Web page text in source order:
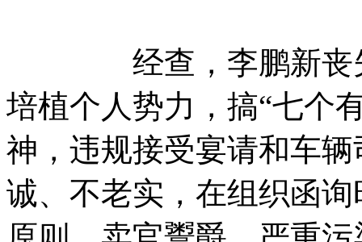
经查，李鹏新丧失
培植个人势力，搞“七个
神，违规接受宴请和车
诚、不老实，在组织函